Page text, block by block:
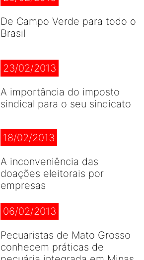
De Campo Verde para todo o
Brasil
23/02/2013
A importância do imposto
sindical para o seu sindicato
18/02/2013
A inconveniência das
doações eleitorais por
empresas
06/02/2013
Pecuaristas de Mato Grosso
conhecem práticas de